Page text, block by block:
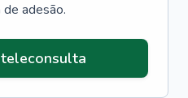
adesão.